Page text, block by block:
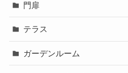
門扉
テラス
ガーデンルーム